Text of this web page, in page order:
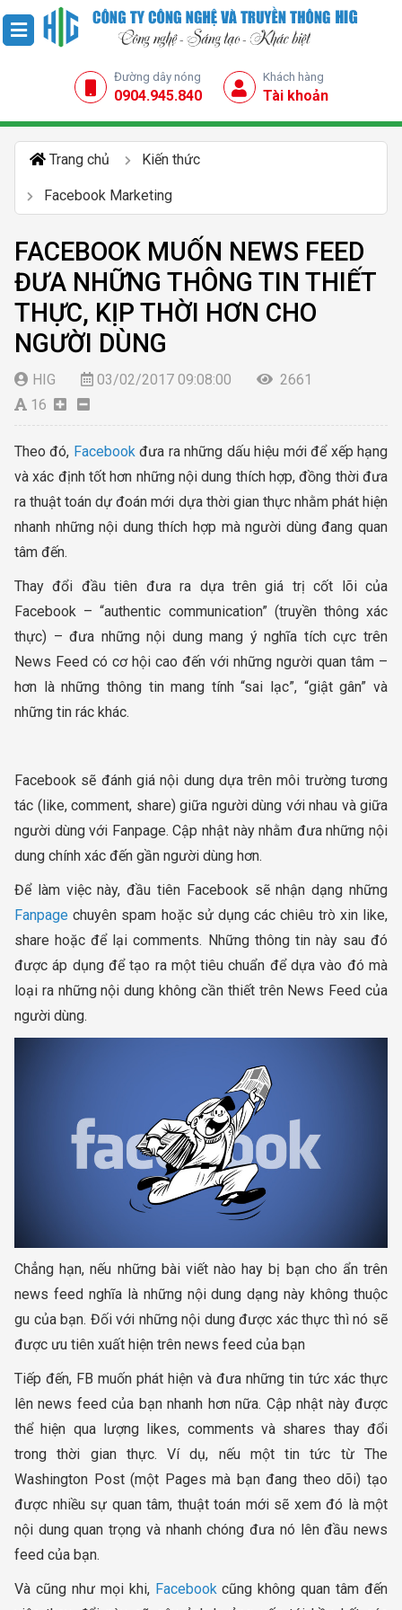
Đường dây nóng
0904.945.840
Khách hàng
Tài khoản
Trang chủ Kiến thức
Facebook Marketing
FACEBOOK MUỐN NEWS FEED
ĐƯA NHỮNG THÔNG TIN THIẾT
THỰC, KỊP THỜI HƠN CHO
NGƯỜI DÙNG
HIG 03/02/2017 09:08:00
2661
16
Theo đó, Facebookđưa ra những dấu hiệu mới để xếp hạng
và xác định tốt hơn những nội dung thích hợp, đồng thời đưa
ra thuật toán dự đoán mới dựa thời gian thực nhằm phát hiện
nhanh những nội dung thích hợp mà người dùng đang quan
tâm đến.
Thay đổi đầu tiên đưa ra dựa trên giá trị cốt lõi của
Facebook – “authentic communication” (truyền thông xác
thực) – đưa những nội dung mang ý nghĩa tích cực trên
News Feed có cơ hội cao đến với những người quan tâm –
hơn là những thông tin mang tính “sai lạc”, “giật gân” và
những tin rác khác.
Facebook sẽ đánh giá nội dung dựa trên môi trường tương
tác (like, comment, share) giữa người dùng với nhau và giữa
người dùng với Fanpage. Cập nhật này nhằm đưa những nội
dung chính xác đến gần người dùng hơn.
Để làm việc này, đầu tiên Facebook sẽ nhận dạng những
Fanpagechuyên spam hoặc sử dụng các chiêu trò xin like,
share hoặc để lại comments. Những thông tin này sau đó
được áp dụng để tạo ra một tiêu chuẩn để dựa vào đó mà
loại ra những nội dung không cần thiết trên News Feed của
người dùng.
Chẳng hạn, nếu những bài viết nào hay bị bạn cho ẩn trên
news feed nghĩa là những nội dung dạng này không thuộc
gu của bạn. Đối với những nội dung được xác thực thì nó sẽ
được ưu tiên xuất hiện trên news feed của bạn
Tiếp đến, FB muốn phát hiện và đưa những tin tức xác thực
lên news feed của bạn nhanh hơn nữa. Cập nhật này được
thể hiện qua lượng likes, comments và shares thay đổi
trong thời gian thực. Ví dụ, nếu một tin tức từ The
Washington Post (một Pages mà bạn đang theo dõi) tạo
được nhiều sự quan tâm, thuật toán mới sẽ xem đó là một
nội dung quan trọng và nhanh chóng đưa nó lên đầu news
feed của bạn.
Và cũng như mọi khi, Facebookcũng không quan tâm đến